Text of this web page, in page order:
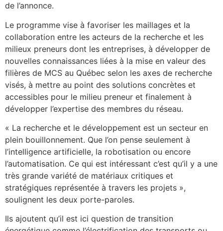
de l’annonce.
Le programme vise à favoriser les maillages et la
collaboration entre les acteurs de la recherche et les
milieux preneurs dont les entreprises, à développer de
nouvelles connaissances liées à la mise en valeur des
filières de MCS au Québec selon les axes de recherche
visés, à mettre au point des solutions concrètes et
accessibles pour le milieu preneur et finalement à
développer l’expertise des membres du réseau.
« La recherche et le développement est un secteur en
plein bouillonnement. Que l’on pense seulement à
l’intelligence artificielle, la robotisation ou encore
l’automatisation. Ce qui est intéressant c’est qu’il y a une
très grande variété de matériaux critiques et
stratégiques représentée à travers les projets »,
soulignent les deux porte-paroles.
Ils ajoutent qu’il est ici question de transition